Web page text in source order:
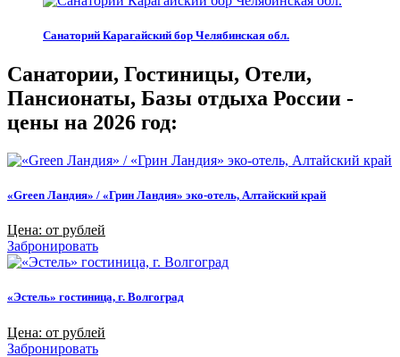
Санаторий Карагайский бор Челябинская обл.
Санатории, Гостиницы, Отели,
Пансионаты, Базы отдыха России -
цены на 2026 год:
«Green Ландия» / «Грин Ландия» эко-отель, Алтайский край
Цена: от рублей
Забронировать
«Эстель» гостиница, г. Волгоград
Цена: от рублей
Забронировать